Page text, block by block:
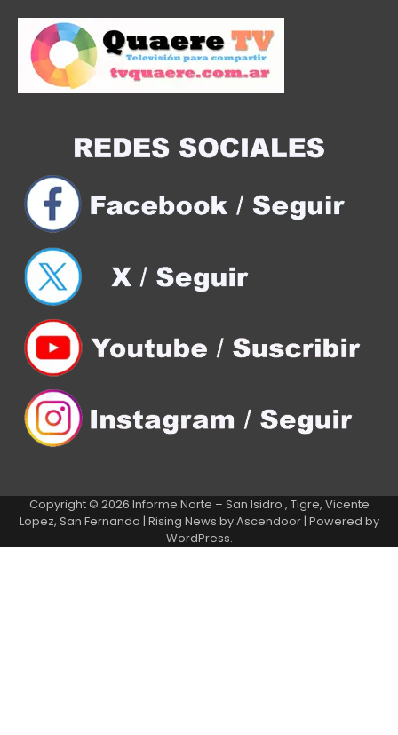
Copyright © 2026 Informe Norte – San Isidro , Tigre, Vicente
Lopez, San Fernando | Rising News byAscendoor| Powered by
WordPress.